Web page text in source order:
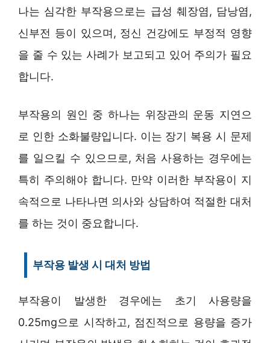
나는 심각한 부작용으로는 급성 췌장염, 담낭염,
신부전 등이 있으며, 정신 건강에도 부정적 영향
을 줄 수 있는 사례가 보고되고 있어 주의가 필요
합니다.
부작용의 원인 중 하나는 위장관의 운동 지연으
로 인한 소화불량입니다. 이는 장기 복용 시 문제
를 일으킬 수 있으므로, 처음 사용하는 경우에는
특히 주의해야 합니다. 만약 이러한 부작용이 지
속적으로 나타나면 의사와 상담하여 적절한 대처
를 하는 것이 중요합니다.
부작용 발생 시 대처 방법
부작용이 발생한 경우에는 초기 사용량을
0.25mg으로 시작하고, 점진적으로 용량을 증가